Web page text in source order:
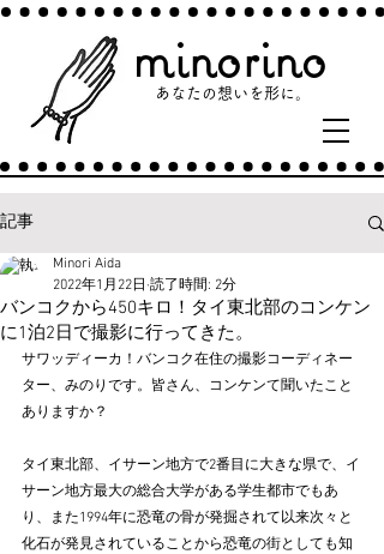
minorino
あなたの​想いを形に。​
記事
バンコクから450キロ！タイ東北部のコンケン
に1泊2日で撮影に行ってきた。
Minori Aida
2022年1月22日 読了時間: 2分
サワッディーカ！バンコク在住の撮影コーディネー
ター、みのりです。皆さん、コンケンて聞いたこと
ありますか？
タイ東北部、イサーン地方で2番目に大きな県で、イ
サーン地方最大の総合大学がある学生都市でもあ
り、また1994年に恐竜の骨が発掘されて以来次々と
化石が発見されていることから恐竜の街としても知